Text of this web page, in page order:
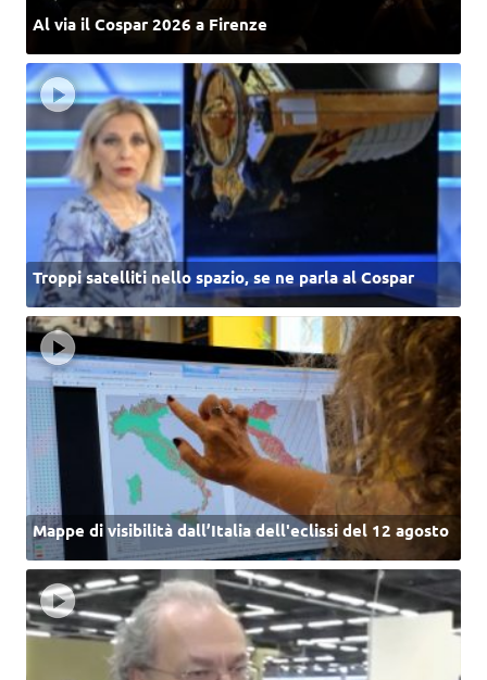
Al via il Cospar 2026 a Firenze
Troppi satelliti nello spazio, se ne parla al Cospar
Mappe di visibilità dall’Italia dell'eclissi del 12 agosto